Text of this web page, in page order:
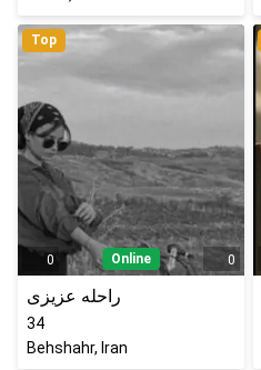
Top
0 Online 0
راحله عزیزی
34
Behshahr, Iran